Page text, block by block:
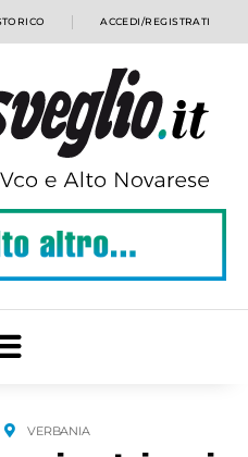
ACCEDI/REGISTRATI
VERBANIA